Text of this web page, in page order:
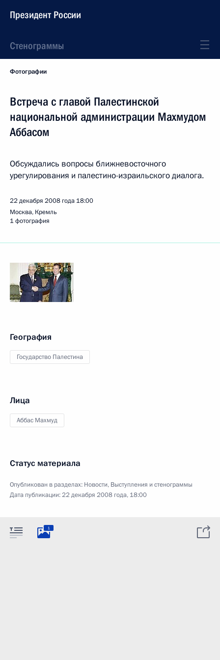
Президент России
Стенограммы
Фотографии
Встреча с главой Палестинской
национальной администрации Махмудом
Аббасом
Обсуждались вопросы ближневосточного
урегулирования и палестино-израильского диалога.
22 декабря 2008 года 18:00
Москва, Кремль
1 фотография
География
Государство Палестина
Лица
Аббас Махмуд
Статус материала
Опубликован в разделах: Новости, Выступления и стенограммы
Дата публикации:22 декабря 2008 года, 18:00
1